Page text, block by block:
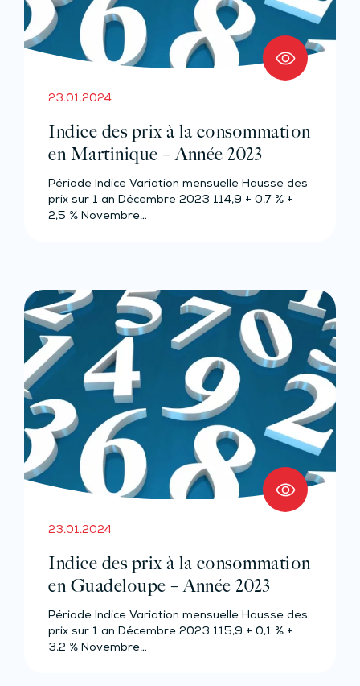
23.01.2024
Indice des prix à la consommation
en Martinique – Année 2023
Période Indice Variation mensuelle Hausse des
prix sur 1 an Décembre 2023 114,9 + 0,7 % +
2,5 % Novembre…
23.01.2024
Indice des prix à la consommation
en Guadeloupe – Année 2023
Période Indice Variation mensuelle Hausse des
prix sur 1 an Décembre 2023 115,9 + 0,1 % +
3,2 % Novembre…